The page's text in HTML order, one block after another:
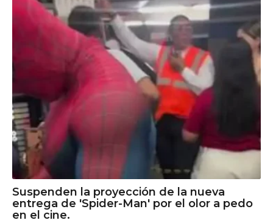
Suspenden la proyección de la nueva
entrega de 'Spider-Man' por el olor a pedo
en el cine.